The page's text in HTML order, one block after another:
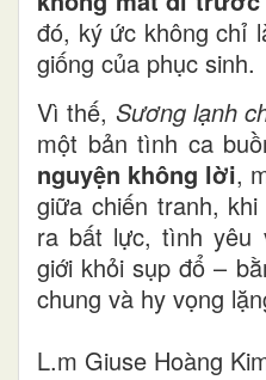
đó, ký ức không chỉ
giống của phục sinh.
Vì thế, Sương lạnh
một bản tình ca
nguyện không lời,
giữa chiến tranh,
ra bất lực, tình yêu
giới khỏi sụp đổ –
chung và hy vọng
L.m Giuse Hoàng